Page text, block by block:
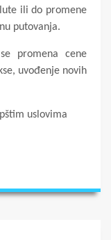
ili do promene
putovanja.
promena cene
uvođenje novih
uslovima